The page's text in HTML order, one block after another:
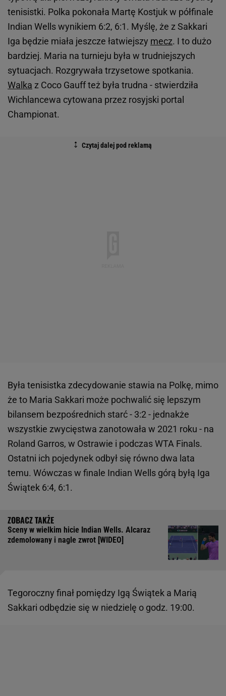
tenisistki. Polka pokonała Martę Kostjuk w półfinale
Indian Wells wynikiem 6:2, 6:1. Myślę, że z Sakkari
Iga będzie miała jeszcze łatwiejszy mecz. I to dużo
bardziej. Maria na turnieju była w trudniejszych
sytuacjach. Rozgrywała trzysetowe spotkania.
Walka z Coco Gauff też była trudna - stwierdziła
Wichlancewa cytowana przez rosyjski portal
Championat.
Była tenisistka zdecydowanie stawia na Polkę, mimo
że to Maria Sakkari może pochwalić się lepszym
bilansem bezpośrednich starć - 3:2 - jednakże
wszystkie zwycięstwa zanotowała w 2021 roku - na
Roland Garros, w Ostrawie i podczas WTA Finals.
Ostatni ich pojedynek odbył się równo dwa lata
temu. Wówczas w finale Indian Wells górą byłą Iga
Świątek 6:4, 6:1.
Sceny w wielkim hicie Indian Wells. Alcaraz
zdemolowany i nagle zwrot [WIDEO]
Tegoroczny finał pomiędzy Igą Świątek a Marią
Sakkari odbędzie się w niedzielę o godz. 19:00.